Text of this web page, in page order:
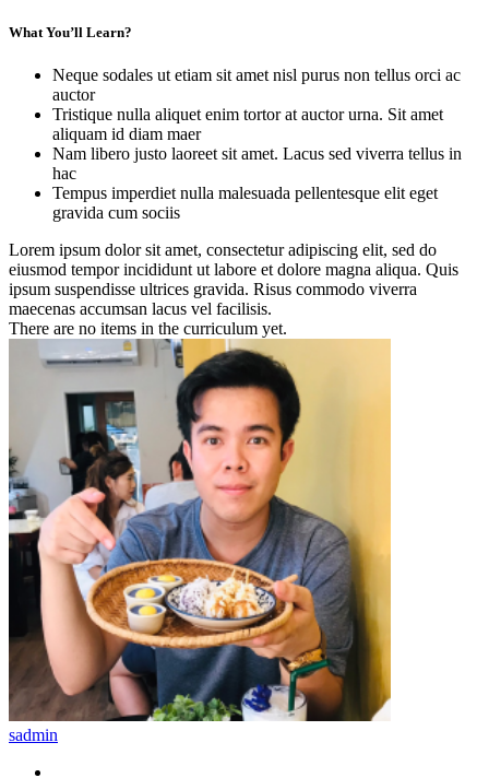
What You’ll Learn?
Neque sodales ut etiam sit amet nisl purus non tellus orci ac
auctor
Tristique nulla aliquet enim tortor at auctor urna. Sit amet
aliquam id diam maer
Nam libero justo laoreet sit amet. Lacus sed viverra tellus in
hac
Tempus imperdiet nulla malesuada pellentesque elit eget
gravida cum sociis
Lorem ipsum dolor sit amet, consectetur adipiscing elit, sed do
eiusmod tempor incididunt ut labore et dolore magna aliqua. Quis
ipsum suspendisse ultrices gravida. Risus commodo viverra
maecenas accumsan lacus vel facilisis.
There are no items in the curriculum yet.
sadmin